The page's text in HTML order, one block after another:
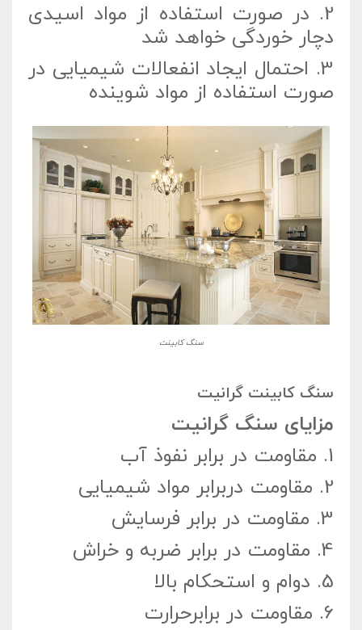
2. در صورت استفاده از مواد اسیدی
دچار خوردگی خواهد شد
3. احتمال ایجاد انفعالات شیمیایی در
صورت استفاده از مواد شوینده
سنگ کابینت
سنگ کابینت گرانیت
مزایای سنگ گرانیت
1. مقاومت در برابر نفوذ آب
2. مقاومت دربرابر مواد شیمیایی
3. مقاومت در برابر فرسایش
4. مقاومت در برابر ضربه و خراش
5. دوام و استحکام بالا
6. مقاومت در برابرحرارت